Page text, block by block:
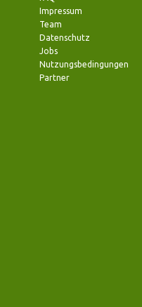
Impressum
Team
Datenschutz
Jobs
Nutzungsbedingungen
Partner